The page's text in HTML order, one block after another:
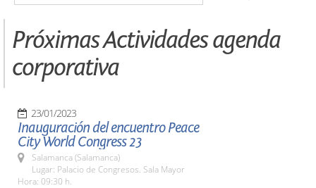
Próximas Actividades agenda
corporativa
23/01/2023
Inauguración del encuentro Peace
City World Congress 23
Salamanca (Salamanca)
Lugar: Palacio de Congresos. Sala Mayor
Hora: 09:30 h.